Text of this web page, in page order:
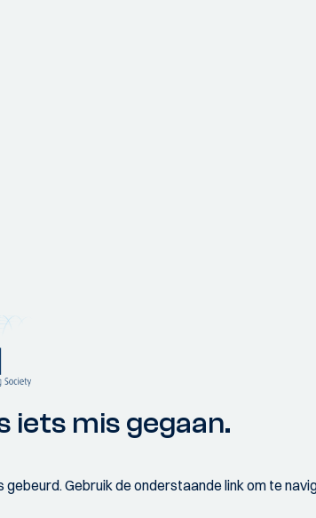
iets mis gegaan.
Gebruik de onderstaande link om te